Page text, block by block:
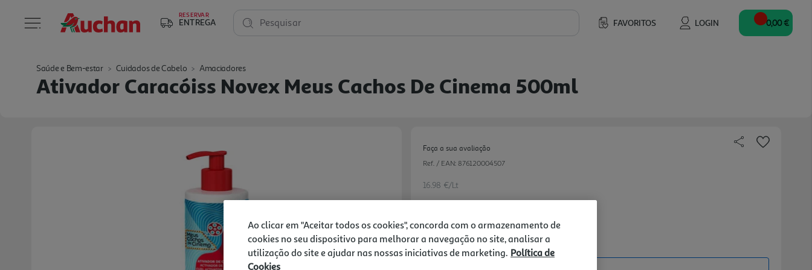
RESERVAR
ENTREGA FAVORITOS LOGIN
Pesquisar 0,00 €
Saúde e Bem-estar Cuidados de Cabelo Amaciadores
Ativador Caracóiss Novex Meus Cachos De Cinema 500ml
Faça a sua avaliação
Ref. / EAN: 876120004507
16.98 €/Lt
8,49 €
Ao clicar em "Aceitar todos os cookies", concorda com o armazenamento de
cookies no seu dispositivo para melhorar a navegação no site, analisar a
utilização do site e ajudar nas nossas iniciativas de marketing. Política de
Cookies